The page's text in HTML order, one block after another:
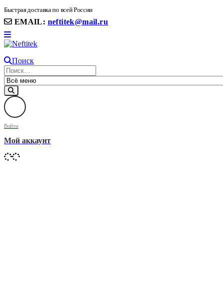
Быстрая доставка по всей России
EMAIL: neftitek@mail.ru
Поиск
Войти
Мой аккаунт
8(906) 399 11 22 | 8(905)367-58-58